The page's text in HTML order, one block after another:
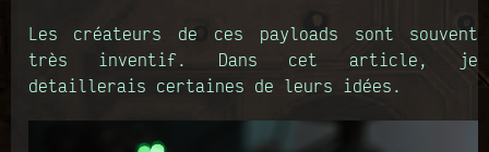
Les créateurs de ces payloads sont souvent
très inventif. Dans cet article, je
detaillerais certaines de leurs idées.